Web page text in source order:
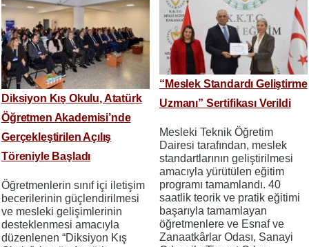
Diksiyon Kış Okulu, Atatürk
Öğretmen Akademisi’nde
Gerçekleştirilen Açılış
Töreniyle Başladı
Öğretmenlerin sınıf içi iletişim
becerilerinin güçlendirilmesi
ve mesleki gelişimlerinin
desteklenmesi amacıyla
düzenlenen “Diksiyon Kış
“Meslek Standardı Geliştirme
Uzmanı” Sertifikası Verildi
Mesleki Teknik Öğretim
Dairesi tarafından, meslek
standartlarının geliştirilmesi
amacıyla yürütülen eğitim
programı tamamlandı. 40
saatlik teorik ve pratik eğitimi
başarıyla tamamlayan
öğretmenlere ve Esnaf ve
Zanaatkârlar Odası, Sanayi